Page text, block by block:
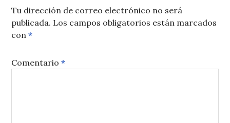
Tu dirección de correo electrónico no será
publicada. Los campos obligatorios están marcados
con*
Comentario*